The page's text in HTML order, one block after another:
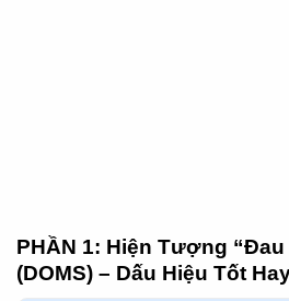
PHẦN 1: Hiện Tượng
(DOMS) – Dấu Hiệu Tốt